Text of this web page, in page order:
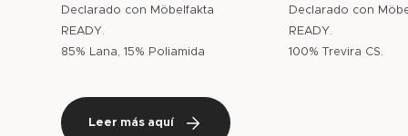
Declarado con Möbelfakta
READY.
85% Lana, 15% Poliamida
Declarado con
READY.
100% Trevira CS.
Leer más aquí